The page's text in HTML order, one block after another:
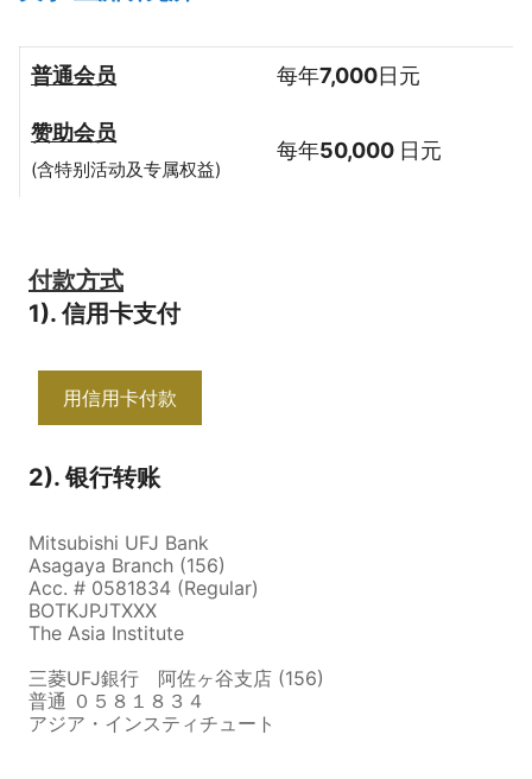
普通会员 每年7,000日元
赞助会员
(含特别活动及专属权益)
每年50,000 日元
付款方式
1). 信用卡支付
用信用卡付款
2). 银行转账
Mitsubishi UFJ Bank
Asagaya Branch (156)
Acc. # 0581834 (Regular)
BOTKJPJTXXX
The Asia Institute
三菱UFJ銀行 阿佐ヶ谷支店 (156)
普通 ０５８１８３４
アジア・インスティチュート